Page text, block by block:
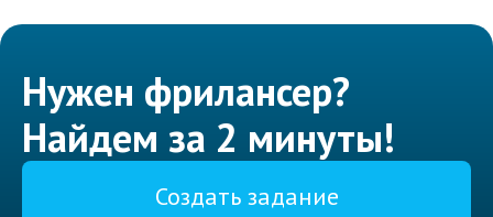
Нужен фрилансер?
Найдем за 2 минуты!
Создать задание